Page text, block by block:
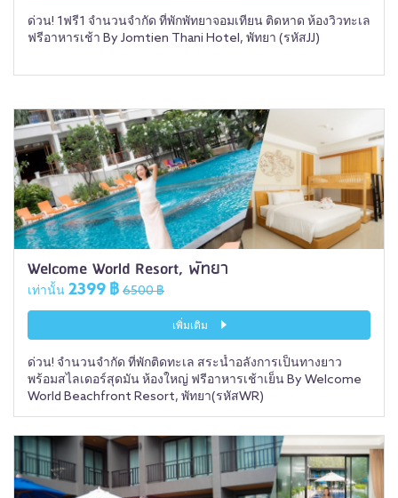
ด่วน! 1ฟรี1 จำนวนจำกัด ที่พักพัทยาจอมเทียน ติดหาด ห้องวิวทะเล
ฟรีอาหารเช้า By Jomtien Thani Hotel, พัทยา (รหัสJJ)
Welcome World Resort, พัทยา
เท่านั้น 2399 ฿ 6500 ฿
เพิ่มเติม
ด่วน! จำนวนจำกัด ที่พักติดทะเล สระน้ำอลังการเป็นทางยาว
พร้อมสไลเดอร์สุดมัน ห้องใหญ่ ฟรีอาหารเช้าเย็น By Welcome
World Beachfront Resort, พัทยา(รหัสWR)